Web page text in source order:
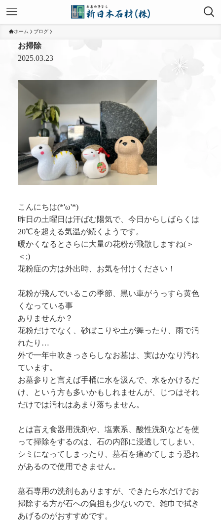
ホーム ブログ
お掃除
2025.03.23
こんにちは(*'ω'*)
昨日の土曜日は汗ばむ陽気で、今日からしばらくは
20℃を超える気温が続くようです。
暖かくなるとさらに大量の花粉が飛散しますね(＞
＜;)
花粉症の方は外出時、お気を付けください！
花粉が飛んでいるこの季節、黒い車がうっすら黄色
くなっている事
ありませんか？
花粉だけでなく、砂ぼこりや土が舞ったり、雨で汚
れたり…
外で一年中吹きっさらしなお墓は、実はかなり汚れ
ています。
お墓参りと言えば手桶に水を汲んで、水をかけるだ
け、という方も多いかもしれませんが、じつはそれ
だけでは汚れはあまり落ちません。
とは言え食器用洗剤や、塩素系、酸性洗剤などを使
って掃除をするのは、石の内部に浸透してしまい、
シミになってしまったり、墓石を痛めてしまう恐れ
があるので使用できません。
墓石専用の洗剤もありますが、できたら水だけでお
掃除する方が石への負担も少ないので、雑巾で拭き
あげるのがおすすめです。